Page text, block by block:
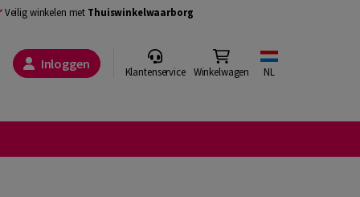
Veilig winkelen met Thuiswinkelwaarborg
Inloggen Klantenservice Winkelwagen NL